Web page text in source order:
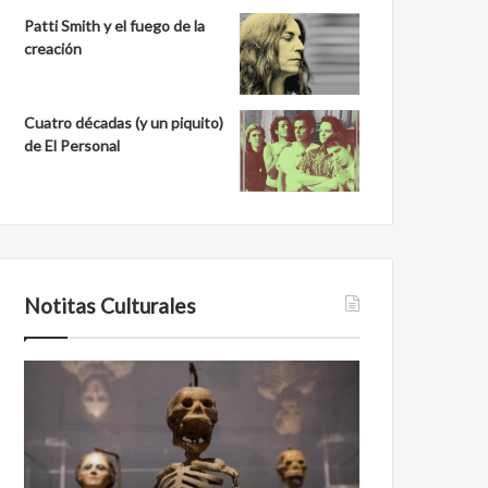
Patti Smith y el fuego de la
creación
Cuatro décadas (y un piquito)
de El Personal
Notitas Culturales
Cara
con
la